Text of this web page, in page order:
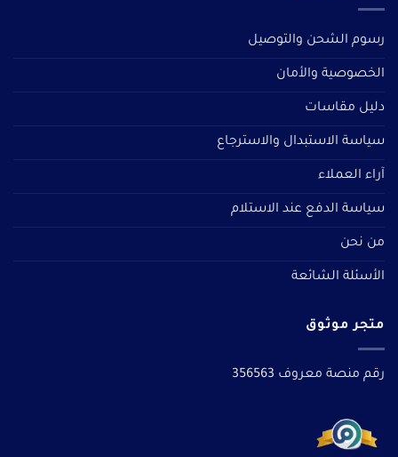
رسوم الشحن والتوصيل
الخصوصية والأمان
دليل مقاسات
سياسة الاستبدال والاسترجاع
آراء العملاء
سياسة الدفع عند الاستلام
من نحن
الأسئلة الشائعة
متجر موثوق
رقم منصة معروف 356563